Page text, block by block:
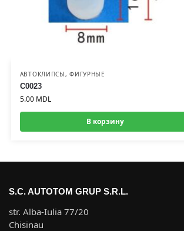
АВТОКЛИПСЫ,ФИГУРНЫЕ
C0023
5.00 MDL
В корзину
S.C. AUTOTOM GRUP S.R.L.
str. Alba-Iulia 77/20
Chisinau